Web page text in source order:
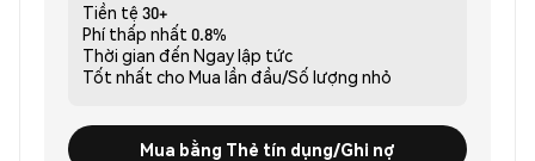
Tiền tệ 30+
Phí thấp nhất 0.8%
Thời gian đến Ngay lập tức
Tốt nhất cho Mua lần đầu/Số lượng nhỏ
Mua bằng Thẻ tín dụng/Ghi nợ